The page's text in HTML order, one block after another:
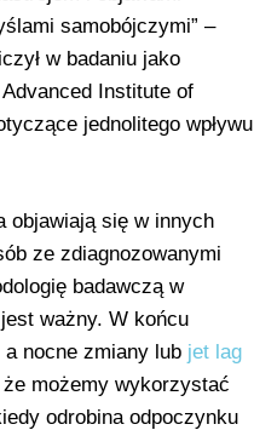
samobójczymi” –
w badaniu jako
Institute of
jednolitego wpływu
objawiają się w innych
ze zdiagnozowanymi
badawczą w
ważny. W końcu
nocne zmiany lub jet lag
możemy wykorzystać
odrobina odpoczynku